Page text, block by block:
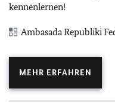
kennenlernen!
Ambasada Republiki
MEHR ERFAHREN